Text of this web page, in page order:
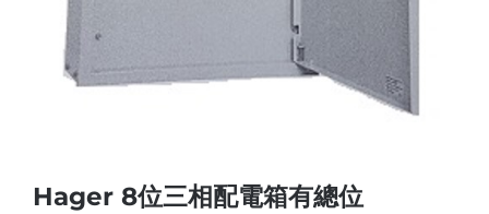
Hager 8位三相配電箱有總位